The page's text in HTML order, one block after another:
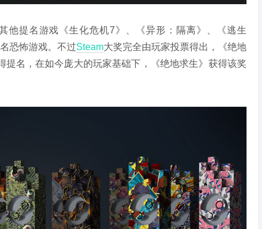
他提名游戏《生化危机7》、《异形：隔离》、《逃生
恐怖游戏。不过Steam大奖完全由玩家投票得出，《绝地
提名，在如今庞大的玩家基础下，《绝地求生》获得该奖